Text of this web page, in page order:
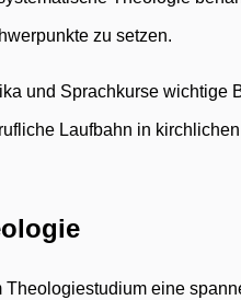
zu setzen.
und Sprachkurse wichtige
Laufbahn in
eine